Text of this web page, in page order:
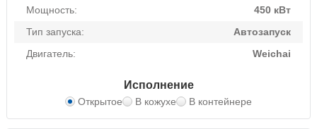
Мощность:
450 кВт
Тип запуска:
Автозапуск
Двигатель:
Weichai
Исполнение
Открытое В кожухе В контейнере